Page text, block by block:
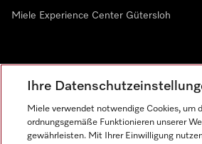
Miele Experience Center Gütersloh
Ihre
Miele verwendet notwendige Cookies, um
ordnungsgemäße Funktionieren unserer
gewährleisten. Mit Ihrer Einwilligung